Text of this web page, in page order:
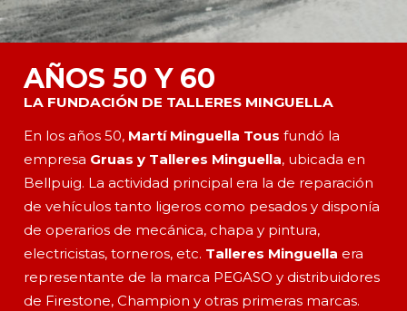
AÑOS 50 Y 60
LA FUNDACIÓN DE TALLERES MINGUELLA
En los años 50, Martí Minguella Tous fundó la
empresa Gruas y Talleres Minguella, ubicada en
Bellpuig. La actividad principal era la de reparación
de vehículos tanto ligeros como pesados y disponía
de operarios de mecánica, chapa y pintura,
electricistas, torneros, etc. Talleres Minguella era
representante de la marca PEGASO y distribuidores
de Firestone, Champion y otras primeras marcas.